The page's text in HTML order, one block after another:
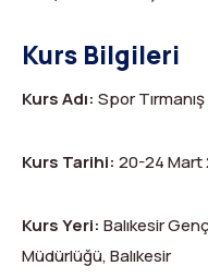
Dağ Evi
Kurullar
Federasyon Logosu
Yüksek Dağ Koşusu
Tırmanış Raporları
Anti-Doping
Mevzuat
Harç ve Katılım
Rotalar
DYS Şifre Başvuru
Kurs Bilgileri
Kurs Adı​​:​ Spor
Kurs Tarihi​​:​ 20-24 Mart
Kurs Yeri​​:​ Balıkesir
Müdürlüğü, Balıkesir